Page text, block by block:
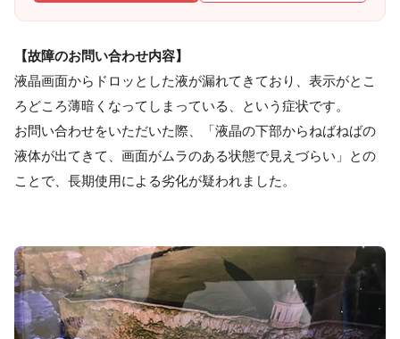
【故障のお問い合わせ内容】
液晶画面からドロッとした液が漏れてきており、表示がとこ
ろどころ薄暗くなってしまっている、という症状です。
お問い合わせをいただいた際、「液晶の下部からねばねばの
液体が出てきて、画面がムラのある状態で見えづらい」との
ことで、長期使用による劣化が疑われました。